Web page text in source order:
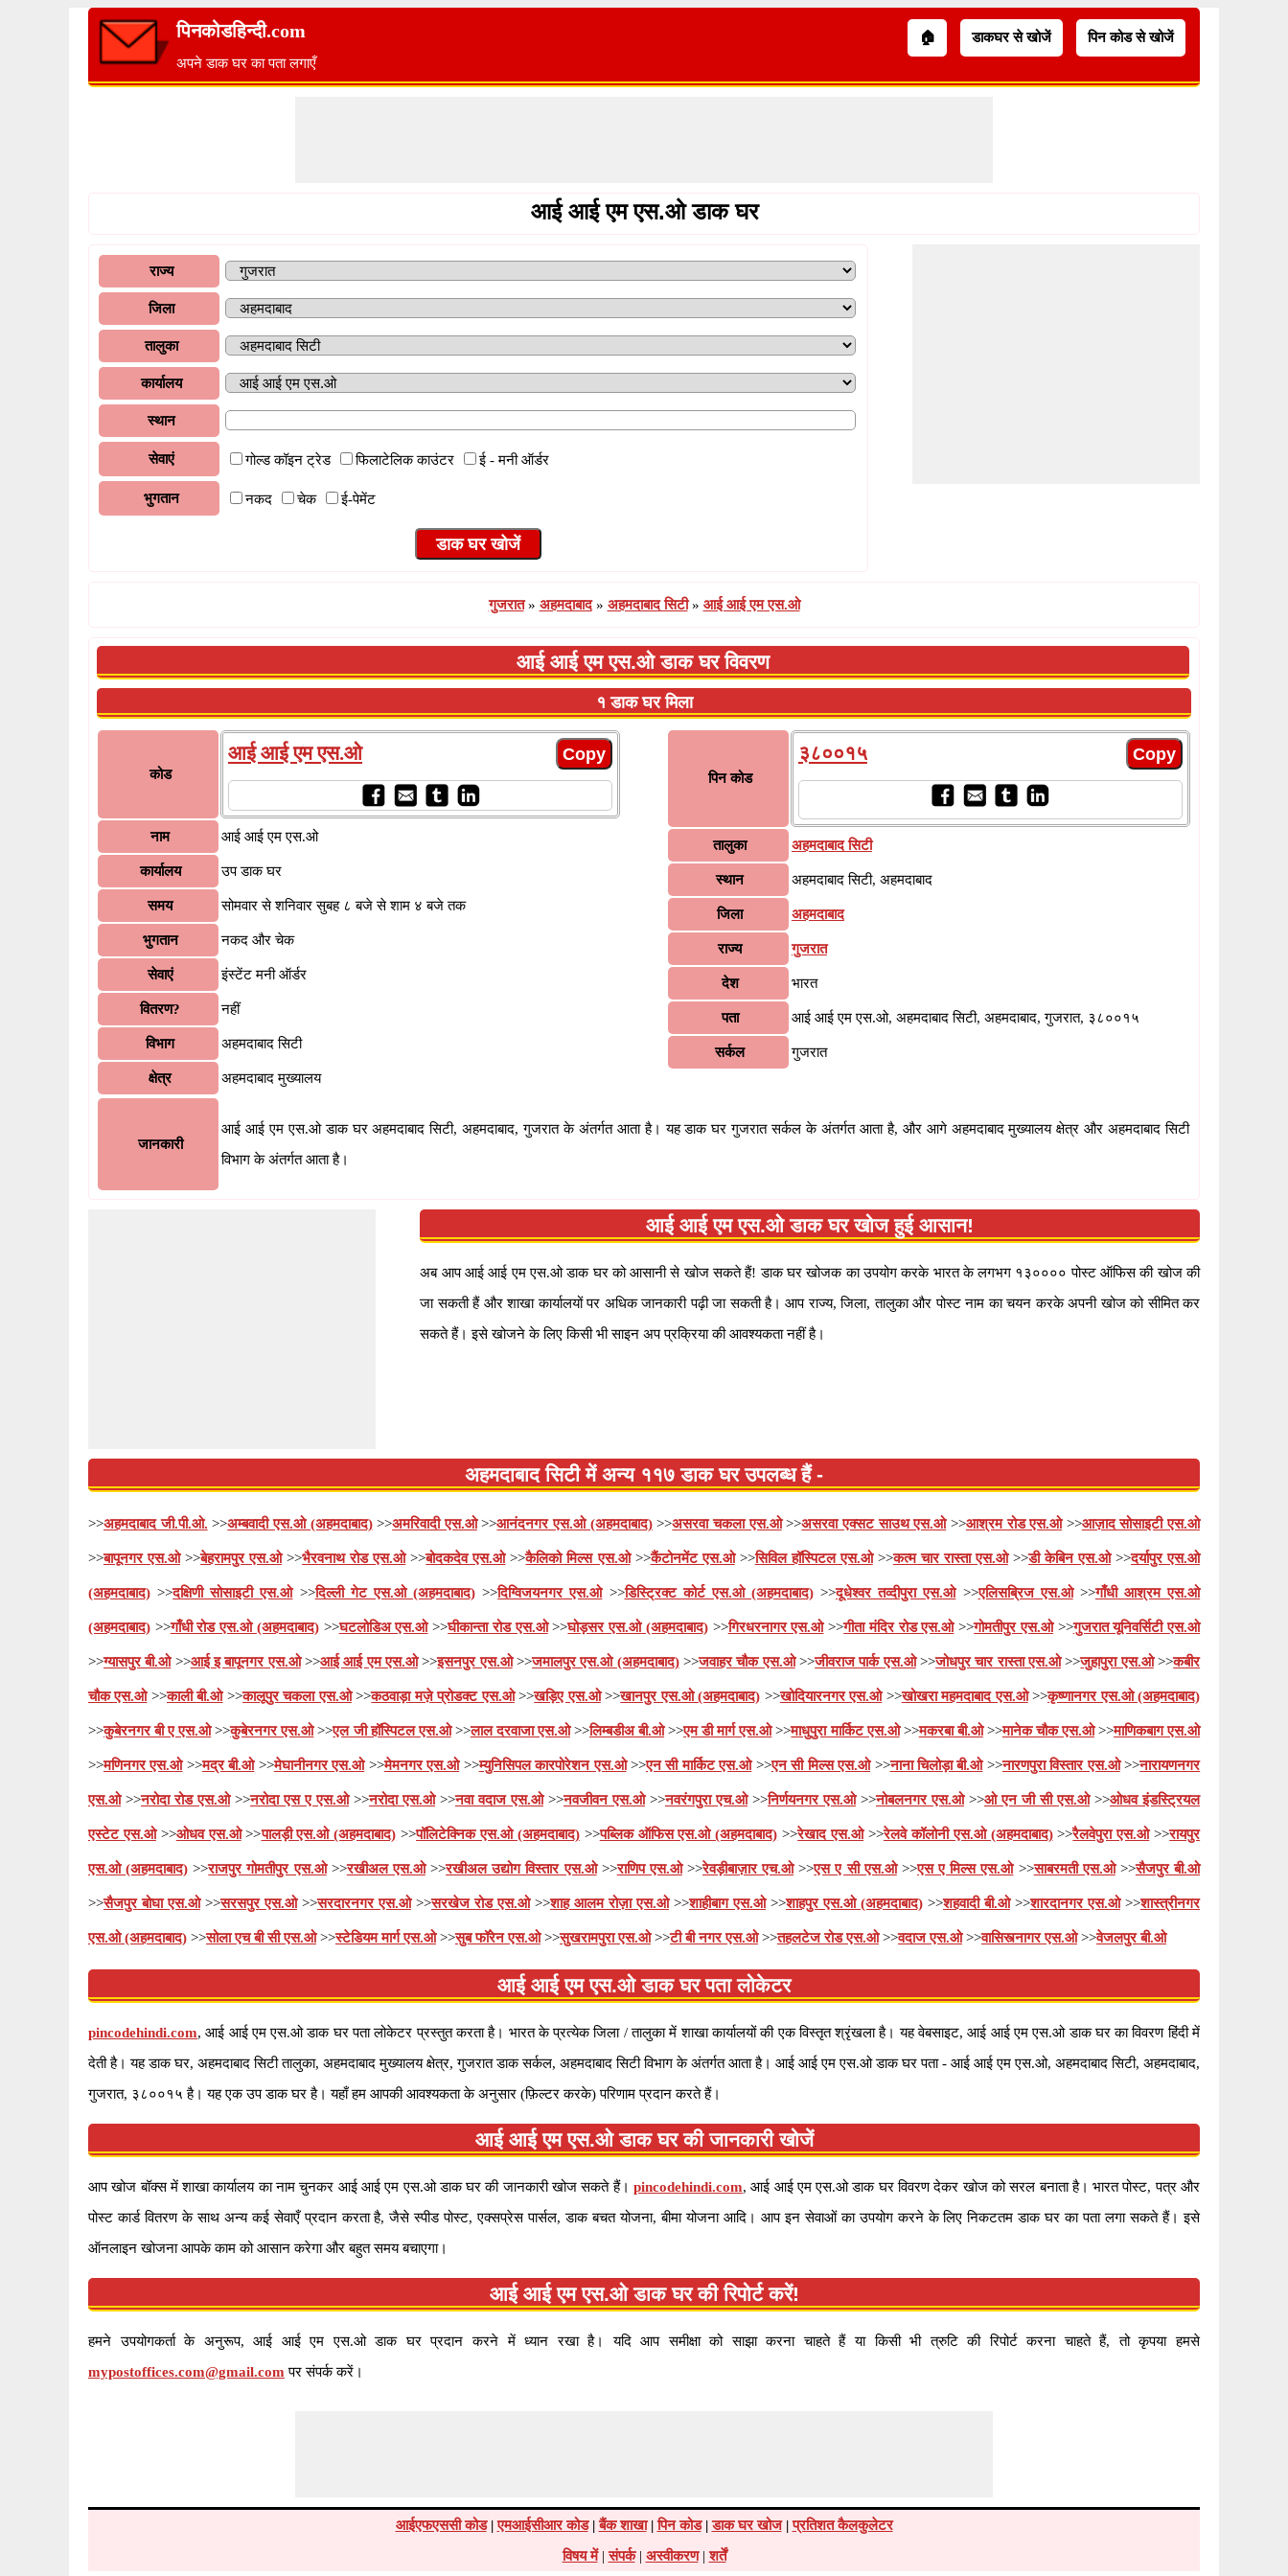
पिनकोडहिन्दी.com
अपने डाक घर का पता लगाएँ
🏠 डाकघर से खोजें पिन कोड से खोजें
आई आई एम एस.ओ डाक घर
राज्य
जिला
तालुका
कार्यालय
स्थान
सेवाएं गोल्ड कॉइन ट्रेड फिलाटेलिक काउंटर ई - मनी ऑर्डर
भुगतान नकद चेक ई-पेमेंट
गुजरात » अहमदाबाद » अहमदाबाद सिटी » आई आई एम एस.ओ
आई आई एम एस.ओ डाक घर विवरण
१ डाक घर मिला
कोड
आई आई एम एस.ओ
नाम आई आई एम एस.ओ
कार्यालय उप डाक घर
समय सोमवार से शनिवार सुबह ८ बजे से शाम ४ बजे तक
भुगतान नकद और चेक
सेवाएं इंस्टेंट मनी ऑर्डर
वितरण? नहीं
विभाग अहमदाबाद सिटी
क्षेत्र अहमदाबाद मुख्यालय
पिन कोड
३८००१५
तालुका अहमदाबाद सिटी
स्थान अहमदाबाद सिटी, अहमदाबाद
जिला अहमदाबाद
राज्य गुजरात
देश भारत
पता आई आई एम एस.ओ, अहमदाबाद सिटी, अहमदाबाद, गुजरात, ३८००१५
सर्कल गुजरात
जानकारी
आई आई एम एस.ओ डाक घर अहमदाबाद सिटी, अहमदाबाद, गुजरात के अंतर्गत आता है। यह डाक घर गुजरात सर्कल के अंतर्गत आता है, और आगे अहमदाबाद मुख्यालय क्षेत्र और अहमदाबाद सिटी
विभाग के अंतर्गत आता है।
आई आई एम एस.ओ डाक घर खोज हुई आसान!
अब आप आई आई एम एस.ओ डाक घर को आसानी से खोज सकते हैं! डाक घर खोजक का उपयोग करके भारत के लगभग १३०००० पोस्ट ऑफिस की खोज की
जा सकती हैं और शाखा कार्यालयों पर अधिक जानकारी पढ़ी जा सकती है। आप राज्य, जिला, तालुका और पोस्ट नाम का चयन करके अपनी खोज को सीमित कर
सकते हैं। इसे खोजने के लिए किसी भी साइन अप प्रक्रिया की आवश्यकता नहीं है।
अहमदाबाद सिटी में अन्य ११७ डाक घर उपलब्ध हैं -
>>अहमदाबाद जी.पी.ओ. >>अम्बवादी एस.ओ (अहमदाबाद)>>अमरिवादी एस.ओ>>आनंदनगर एस.ओ (अहमदाबाद)>>असरवा चकला एस.ओ>>असरवा एक्सट साउथ एस.ओ>>आश्रम रोड एस.ओ>>आज़ाद सोसाइटी एस.ओ
>>बापूनगर एस.ओ>>बेहरामपुर एस.ओ>>भैरवनाथ रोड एस.ओ>>बोदकदेव एस.ओ>>कैलिको मिल्स एस.ओ>>कैंटोनमेंट एस.ओ>>सिविल हॉस्पिटल एस.ओ>>कत्म चार रास्ता एस.ओ>>डी केबिन एस.ओ>>दर्यापुर एस.ओ
(अहमदाबाद) >>दक्षिणी सोसाइटी एस.ओ>>दिल्ली गेट एस.ओ (अहमदाबाद) >>दिग्विजयनगर एस.ओ>>डिस्ट्रिक्ट कोर्ट एस.ओ (अहमदाबाद)>>दूधेश्वर तव्दीपुरा एस.ओ>>एलिसब्रिज एस.ओ>>गाँधी आश्रम एस.ओ
(अहमदाबाद) >>गाँधी रोड एस.ओ (अहमदाबाद)>>घटलोडिअ एस.ओ>>घीकान्ता रोड एस.ओ>>घोड़सर एस.ओ (अहमदाबाद)>>गिरधरनागर एस.ओ>>गीता मंदिर रोड एस.ओ>>गोमतीपुर एस.ओ>>गुजरात यूनिवर्सिटी एस.ओ
>>ग्यासपुर बी.ओ>>आई इ बापूनगर एस.ओ>>आई आई एम एस.ओ>>इसनपुर एस.ओ>>जमालपुर एस.ओ (अहमदाबाद)>>जवाहर चौक एस.ओ>>जीवराज पार्क एस.ओ>>जोधपुर चार रास्ता एस.ओ>>जुहापुरा एस.ओ>>कबीर
चौक एस.ओ>>काली बी.ओ>>कालूपुर चकला एस.ओ>>कठवाड़ा मज़े प्रोडक्ट एस.ओ>>खड़िए एस.ओ>>खानपुर एस.ओ (अहमदाबाद) >>खोदियारनगर एस.ओ>>खोखरा महमदाबाद एस.ओ>>कृष्णानगर एस.ओ (अहमदाबाद)
>>कुबेरनगर बी ए एस.ओ>>कुबेरनगर एस.ओ>>एल जी हॉस्पिटल एस.ओ>>लाल दरवाजा एस.ओ>>लिम्बडीअ बी.ओ>>एम डी मार्ग एस.ओ>>माधुपुरा मार्किट एस.ओ>>मकरबा बी.ओ>>मानेक चौक एस.ओ>>माणिकबाग एस.ओ
>>मणिनगर एस.ओ>>मद्र बी.ओ>>मेघानीनगर एस.ओ>>मेमनगर एस.ओ>>म्युनिसिपल कारपोरेशन एस.ओ>>एन सी मार्किट एस.ओ>>एन सी मिल्स एस.ओ>>नाना चिलोड़ा बी.ओ>>नारणपुरा विस्तार एस.ओ>>नारायणनगर
एस.ओ>>नरोदा रोड एस.ओ>>नरोदा एस ए एस.ओ>>नरोदा एस.ओ>>नवा वदाज एस.ओ>>नवजीवन एस.ओ>>नवरंगपुरा एच.ओ>>निर्णयनगर एस.ओ>>नोबलनगर एस.ओ>>ओ एन जी सी एस.ओ>>ओधव इंडस्ट्रियल
एस्टेट एस.ओ>>ओधव एस.ओ>>पालड़ी एस.ओ (अहमदाबाद) >>पॉलिटेक्निक एस.ओ (अहमदाबाद)>>पब्लिक ऑफिस एस.ओ (अहमदाबाद) >>रेखाद एस.ओ>>रेलवे कॉलोनी एस.ओ (अहमदाबाद)>>रैलवेपुरा एस.ओ>>रायपुर
एस.ओ (अहमदाबाद) >>राजपुर गोमतीपुर एस.ओ>>रखीअल एस.ओ>>रखीअल उद्योग विस्तार एस.ओ>>राणिप एस.ओ>>रेवड़ीबाज़ार एच.ओ>>एस ए सी एस.ओ>>एस ए मिल्स एस.ओ>>साबरमती एस.ओ>>सैजपुर बी.ओ
>>सैजपुर बोघा एस.ओ>>सरसपुर एस.ओ>>सरदारनगर एस.ओ>>सरखेज रोड एस.ओ>>शाह आलम रोज़ा एस.ओ>>शाहीबाग एस.ओ>>शाहपुर एस.ओ (अहमदाबाद) >>शहवादी बी.ओ>>शारदानगर एस.ओ>>शास्त्रीनगर
एस.ओ (अहमदाबाद) >>सोला एच बी सी एस.ओ>>स्टेडियम मार्ग एस.ओ>>सुब फॉरेन एस.ओ>>सुखरामपुरा एस.ओ>>टी बी नगर एस.ओ>>तहलटेज रोड एस.ओ>>वदाज एस.ओ>>वासिस्त्नागर एस.ओ>>वेजलपुर बी.ओ
आई आई एम एस.ओ डाक घर पता लोकेटर
pincodehindi.com, आई आई एम एस.ओ डाक घर पता लोकेटर प्रस्तुत करता है। भारत के प्रत्येक जिला / तालुका में शाखा कार्यालयों की एक विस्तृत श्रृंखला है। यह वेबसाइट, आई आई एम एस.ओ डाक घर का विवरण हिंदी में
देती है। यह डाक घर, अहमदाबाद सिटी तालुका, अहमदाबाद मुख्यालय क्षेत्र, गुजरात डाक सर्कल, अहमदाबाद सिटी विभाग के अंतर्गत आता है। आई आई एम एस.ओ डाक घर पता - आई आई एम एस.ओ, अहमदाबाद सिटी, अहमदाबाद,
गुजरात, ३८००१५ है। यह एक उप डाक घर है। यहाँ हम आपकी आवश्यकता के अनुसार (फ़िल्टर करके) परिणाम प्रदान करते हैं।
आई आई एम एस.ओ डाक घर की जानकारी खोजें
आप खोज बॉक्स में शाखा कार्यालय का नाम चुनकर आई आई एम एस.ओ डाक घर की जानकारी खोज सकते हैं। pincodehindi.com, आई आई एम एस.ओ डाक घर विवरण देकर खोज को सरल बनाता है। भारत पोस्ट, पत्र और
पोस्ट कार्ड वितरण के साथ अन्य कई सेवाएँ प्रदान करता है, जैसे स्पीड पोस्ट, एक्सप्रेस पार्सल, डाक बचत योजना, बीमा योजना आदि। आप इन सेवाओं का उपयोग करने के लिए निकटतम डाक घर का पता लगा सकते हैं। इसे
ऑनलाइन खोजना आपके काम को आसान करेगा और बहुत समय बचाएगा।
आई आई एम एस.ओ डाक घर की रिपोर्ट करें!
हमने उपयोगकर्ता के अनुरूप, आई आई एम एस.ओ डाक घर प्रदान करने में ध्यान रखा है। यदि आप समीक्षा को साझा करना चाहते हैं या किसी भी त्रुटि की रिपोर्ट करना चाहते हैं, तो कृपया हमसे
mypostoffices.com@gmail.com पर संपर्क करें।
आईएफएससी कोड|एमआईसीआर कोड|बैंक शाखा|पिन कोड|डाक घर खोज|प्रतिशत कैलकुलेटर
विषय में|संपर्क| अस्वीकरण|शर्तें